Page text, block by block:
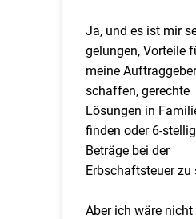
Ja, und es ist mir
gelungen, Vorteile
meine
schaffen, gerechte
Lösungen in
finden oder 6-
Beträge bei der
Erbschaftsteuer zu
Aber ich wäre nicht